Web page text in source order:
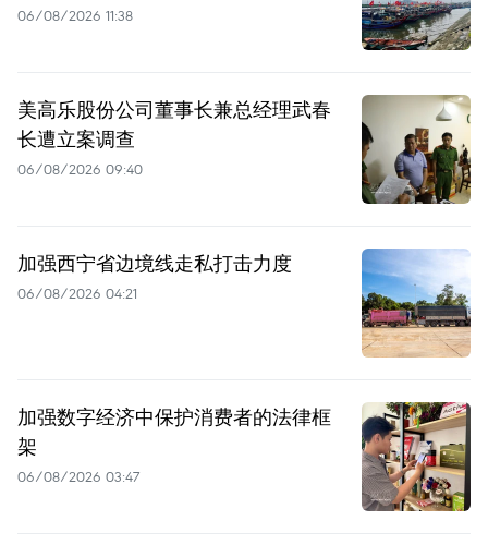
06/08/2026 11:38
美高乐股份公司董事长兼总经理武春
长遭立案调查
06/08/2026 09:40
加强西宁省边境线走私打击力度
06/08/2026 04:21
加强数字经济中保护消费者的法律框
架
06/08/2026 03:47